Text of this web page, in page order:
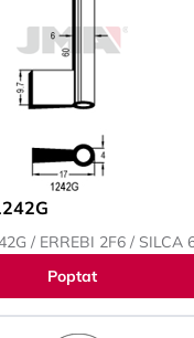
/ ERREBI 2F6 / SILCA
Poptat